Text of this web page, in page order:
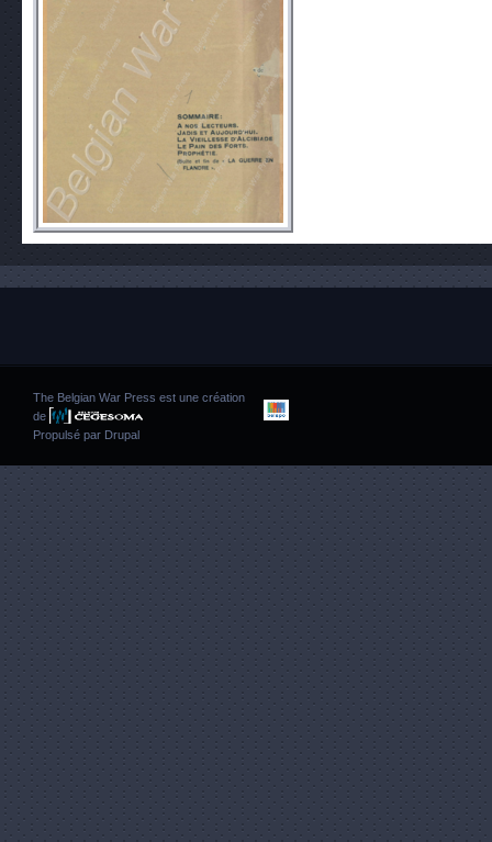
The Belgian War Press est une création
de
Propulsé par Drupal